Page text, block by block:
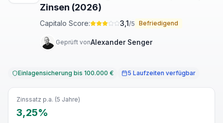
Zinsen (2026)
Capitalo Score: 3,1/5 Befriedigend
Geprüft vonAlexander Senger
Einlagensicherung bis 100.000 € 5 Laufzeiten verfügbar
Zinssatz p.a. (5 Jahre)
3,25%